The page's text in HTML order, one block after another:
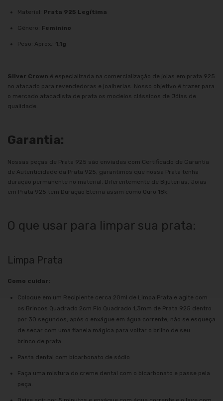
Material: Prata 925 Legítima
Gênero: Feminino
Peso: Aprox.: 1,1g
Silver Crown é especializada na comercialização de joias em prata 925
no atacado para revendedoras e joalherias. Nosso objetivo é trazer para
o mercado atacadista de prata os modelos clássicos de Jóias de
qualidade.
Garantia:
Nossas peças de Prata 925 são enviadas com Certificado de Garantia
de Autenticidade da Prata 925, garantimos que nossa Prata tenha
duração permanente no material. Diferentemente de Bijuterias, Joias
em Prata 925 tem Duração Eterna assim como Ouro 18k.
O que usar para limpar sua prata:
Limpa Prata
Como cuidar:
Coloque em um Recipiente cerca 20ml de Limpa Prata e agite com
os Brincos Quadrado 2cm Fio Quadrado 1,3mm de Prata 925 dentro
por 30 segundos, após o enxágue em água corrente, não se esqueça
de secar com uma flanela mágica para voltar o brilho de seu
brinco de prata.
Pasta dental com bicarbonato de sódio
Faça uma mistura do creme dental com o bicarbonato e passe pela
peça.